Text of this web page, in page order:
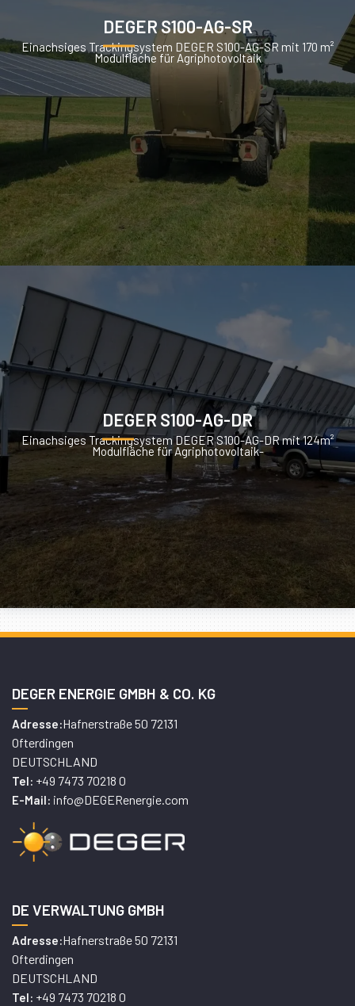
DEGER S100-AG-SR
Einachsiges Trackingsystem DEGER S100-AG-SR mit 170 m²
Modulfläche für Agriphotovoltaik
DEGER S100-AG-DR
Einachsiges Trackingsystem DEGER S100-AG-DR mit 124m²
Modulfläche für Agriphotovoltaik-
DEGER ENERGIE GMBH & CO. KG
Adresse:Hafnerstraße 50 72131
Ofterdingen
DEUTSCHLAND
Tel: +49 7473 70218 0
E-Mail: info@DEGERenergie.com
DE VERWALTUNG GMBH
Adresse:Hafnerstraße 50 72131
Ofterdingen
DEUTSCHLAND
Tel: +49 7473 70218 0